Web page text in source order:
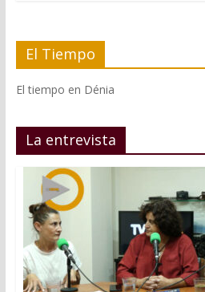
El Tiempo
El tiempo en Dénia
La entrevista